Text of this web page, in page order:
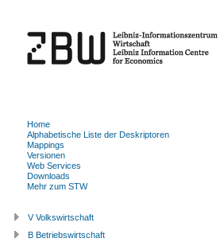
Home
Alphabetische Liste der Deskriptoren
Mappings
Versionen
Web Services
Downloads
Mehr zum STW
V Volkswirtschaft
B Betriebswirtschaft